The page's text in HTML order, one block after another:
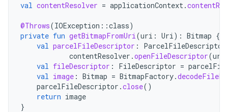
val contentResolver = applicationContext.
@Throws(IOException ::class)
private fun getBitmapFromUri(uri : Uri): Bitmap {
val parcelFileDescriptor :
ParcelFileDescriptor
contentResolver .openFileDescriptor(uri
val fileDescriptor : FileDescriptor =
val image : Bitmap = BitmapFactory.
parcelFileDescriptor .close()
return image
}